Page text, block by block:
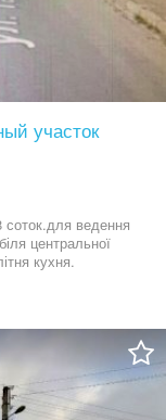
участок
соток.для ведення
центральної
кухня.